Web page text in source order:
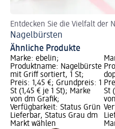
Entdecken Sie die Vielfalt der
Nagelbürsten
Ähnliche Produkte
Marke: ebelin;
Produktname: Nagelbürste
mit Griff sortiert, 1 St;
Preis: 1,45 €; Grundpreis: 1
St (1,45 € je 1 St); Marke
von dm Grafik;
Verfügbarkeit: Status Grün
Lieferbar, Status Grau dm
Markt wählen
St